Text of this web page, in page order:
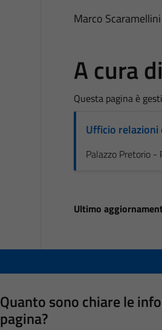
Marco Scaramellini
A cura di
Questa pagina è
Ufficio
Palazzo Pretorio -
Ultimo
Quanto sono chiare le
pagina?